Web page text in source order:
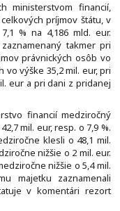
ministerstvom financií,
príjmov štátu, v
% na 4,186 mld. eur.
takmer pri
právnických osôb vo
vo výške 35,2 mil. eur, pri
eur a pri dani z pridanej
financií medziročný
mil. eur, resp. o 7,9 %.
klesli o 48,1 mil.
nižšie o 2 mil. eur.
nižšie o 5,4 mil.
majetku zaznamenali
v komentári rezort